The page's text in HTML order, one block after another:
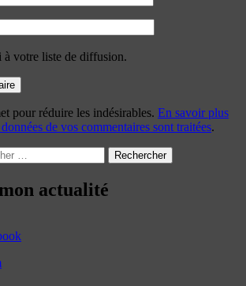
votre liste de diffusion.
pour réduire les indésirables. En savoir plus
de vos commentaires sont traitées.
actualité